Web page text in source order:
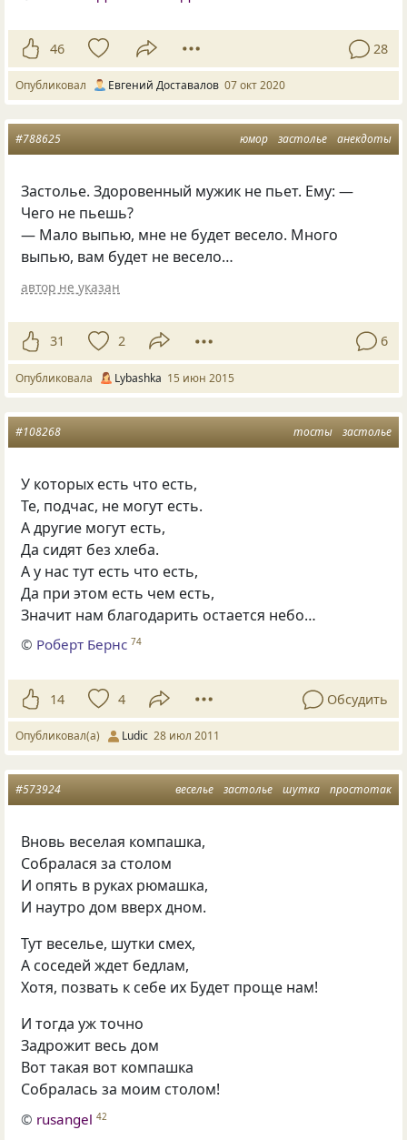
46 28
Опубликовал Евгений Доставалов 07 окт 2020
юмор застолье анекдоты
#788625
Застолье. Здоровенный мужик не пьет. Ему: —
Чего не пьешь?
— Мало выпью, мне не будет весело. Много
выпью, вам будет не весело…
автор не указан
31 2 6
Опубликовала Lybashka 15 июн 2015
тосты застолье
#108268
У которых есть что есть,
Те, подчас, не могут есть.
А другие могут есть,
Да сидят без хлеба.
А у нас тут есть что есть,
Да при этом есть чем есть,
Значит нам благодарить остается небо…
© Роберт Бернс 74
14 4 Обсудить
Опубликовал(а) Ludic 28 июл 2011
веселье застолье шутка простотак
#573924
Вновь веселая компашка,
Собралася за столом
И опять в руках рюмашка,
И наутро дом вверх дном.
Тут веселье, шутки смех,
А соседей ждет бедлам,
Хотя, позвать к себе их Будет проще нам!
И тогда уж точно
Задрожит весь дом
Вот такая вот компашка
Собралась за моим столом!
© rusangel 42